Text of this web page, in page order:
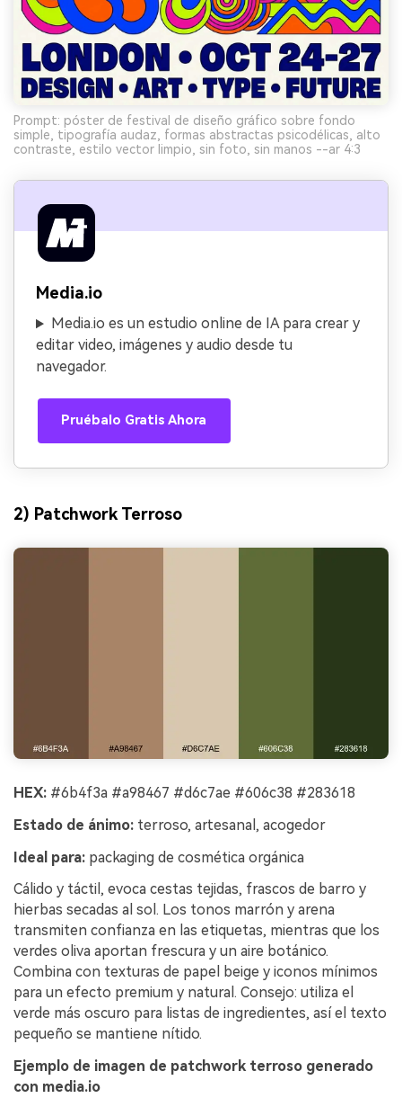
Prompt: póster de festival de diseño gráfico sobre fondo
simple, tipografía audaz, formas abstractas psicodélicas, alto
contraste, estilo vector limpio, sin foto, sin manos --ar 4:3
Media.io
Media.io es un estudio online de IA para crear y
editar video, imágenes y audio desde tu
navegador.
Pruébalo Gratis Ahora
2) Patchwork Terroso
HEX: #6b4f3a #a98467 #d6c7ae #606c38 #283618
Estado de ánimo: terroso, artesanal, acogedor
Ideal para: packaging de cosmética orgánica
Cálido y táctil, evoca cestas tejidas, frascos de barro y
hierbas secadas al sol. Los tonos marrón y arena
transmiten confianza en las etiquetas, mientras que los
verdes oliva aportan frescura y un aire botánico.
Combina con texturas de papel beige y iconos mínimos
para un efecto premium y natural. Consejo: utiliza el
verde más oscuro para listas de ingredientes, así el texto
pequeño se mantiene nítido.
Ejemplo de imagen de patchwork terroso generado
con media.io